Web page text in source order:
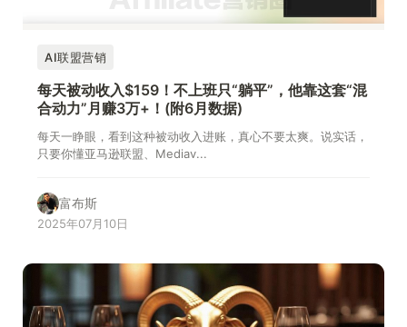
AI联盟营销
每天被动收入$159！不上班只“躺平”，他靠这套“混
合动力”月赚3万+！(附6月数据)
每天一睁眼，看到这种被动收入进账，真心不要太爽。说实话，
只要你懂亚马逊联盟、Mediav...
富布斯
2025年07月10日